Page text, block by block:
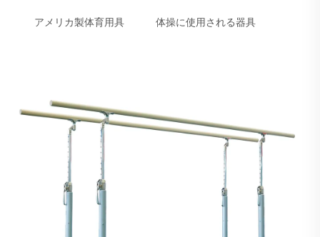
アメリカ製体育用具 体操に使用される器具